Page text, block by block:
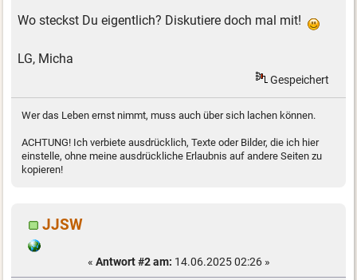
Wo steckst Du eigentlich? Diskutiere doch mal mit!
LG, Micha
Gespeichert
Wer das Leben ernst nimmt, muss auch über sich lachen können.
ACHTUNG! Ich verbiete ausdrücklich, Texte oder Bilder, die ich hier
einstelle, ohne meine ausdrückliche Erlaubnis auf andere Seiten zu
kopieren!
JJSW
« Antwort #2 am: 14.06.2025 02:26 »